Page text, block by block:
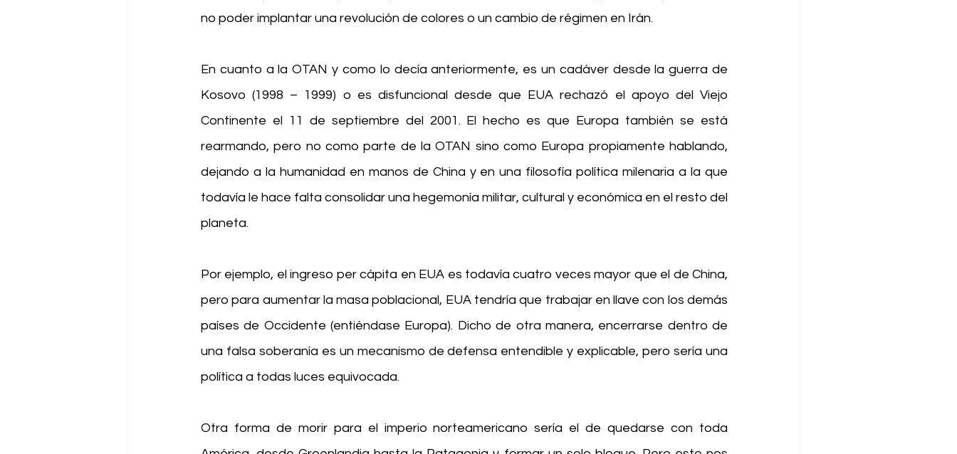
no poder implantar una revolución de colores o un cambio de régimen en Irán.
En cuanto a la OTAN y como lo decía anteriormente, es un cadáver desde la guerra de
Kosovo (1998 – 1999) o es disfuncional desde que EUA rechazó el apoyo del Viejo
Continente el 11 de septiembre del 2001. El hecho es que Europa también se está
rearmando, pero no como parte de la OTAN sino como Europa propiamente hablando,
dejando a la humanidad en manos de China y en una filosofía política milenaria a la que
todavía le hace falta consolidar una hegemonía militar, cultural y económica en el resto del
planeta.
Por ejemplo, el ingreso per cápita en EUA es todavía cuatro veces mayor que el de China,
pero para aumentar la masa poblacional, EUA tendría que trabajar en llave con los demás
países de Occidente (entiéndase Europa). Dicho de otra manera, encerrarse dentro de
una falsa soberanía es un mecanismo de defensa entendible y explicable, pero sería una
política a todas luces equivocada.
Otra forma de morir para el imperio norteamericano sería el de quedarse con toda